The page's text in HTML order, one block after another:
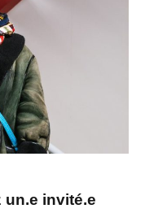
un.e invité.e